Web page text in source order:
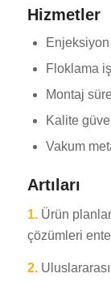
Hizmetler
Enjeksiyon
Floklama
Montaj
Kalite
Vakum
Artıları
1.Ürün
çözümleri
2.Uluslararası